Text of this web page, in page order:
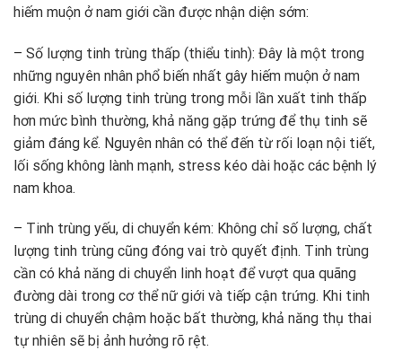
hiếm muộn ở nam giới cần được nhận diện sớm:
– Số lượng tinh trùng thấp (thiểu tinh): Đây là một trong
những nguyên nhân phổ biến nhất gây hiếm muộn ở nam
giới. Khi số lượng tinh trùng trong mỗi lần xuất tinh thấp
hơn mức bình thường, khả năng gặp trứng để thụ tinh sẽ
giảm đáng kể. Nguyên nhân có thể đến từ rối loạn nội tiết,
lối sống không lành mạnh, stress kéo dài hoặc các bệnh lý
nam khoa.
– Tinh trùng yếu, di chuyển kém: Không chỉ số lượng, chất
lượng tinh trùng cũng đóng vai trò quyết định. Tinh trùng
cần có khả năng di chuyển linh hoạt để vượt qua quãng
đường dài trong cơ thể nữ giới và tiếp cận trứng. Khi tinh
trùng di chuyển chậm hoặc bất thường, khả năng thụ thai
tự nhiên sẽ bị ảnh hưởng rõ rệt.